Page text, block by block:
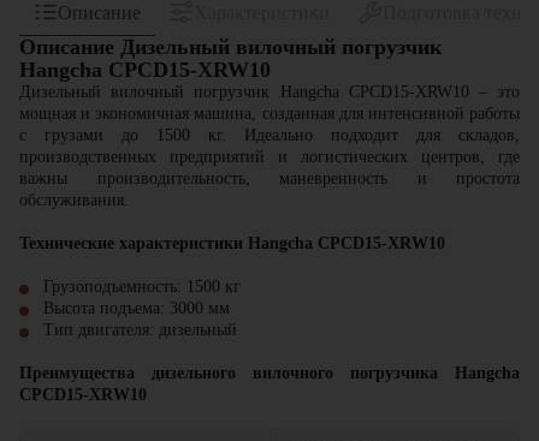
Описание
Описание Дизельный вилочный погрузчик
Hangcha CPCD15-XRW10
Дизельный вилочный погрузчик Hangcha CPCD15-XRW10 – это
мощная и экономичная машина, созданная для интенсивной работы
с грузами до 1500 кг. Идеально подходит для складов,
производственных предприятий и логистических центров, где
важны производительность, маневренность и простота
обслуживания.
Технические характеристики Hangcha CPCD15-XRW10
Грузоподъемность: 1500 кг
Высота подъема: 3000 мм
Тип двигателя: дизельный
Преимущества дизельного вилочного погрузчика Hangcha
CPCD15-XRW10